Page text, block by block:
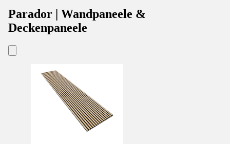
Parador | Wandpaneele &
Deckenpaneele